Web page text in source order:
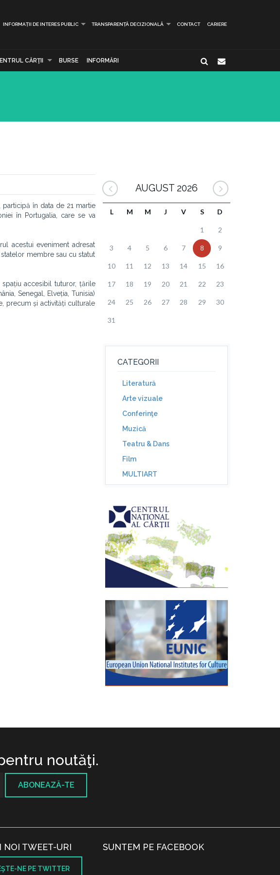
INFORMAȚII DE INTERES PUBLIC TRANSPARENȚĂ DECIZIONALĂ CONTACT CARIERE
CĂRŢII BURSE INFORMĂRI
în data de 21 martie
în Portugalia, care se va
acestui eveniment adresat
membre sau cu statut
accesibil tuturor, țările
Senegal, Elveția, Tunisia)
precum și activități culturale
AUGUST 2026
L M M J V S D
1 2
3 4 5 6 7 8 9
10 11 12 13 14 15 16
17 18 19 20 21 22 23
24 25 26 27 28 29 30
31
CATEGORII
Literatură
Arte vizuale
Conferinţe
Muzică
Teatru & Dans
Film
MULTIART
noutăţi.
ABONEAZĂ-TE
NOI TWEET-URI
NE PE TWITTER
SUNTEM PE FACEBOOK